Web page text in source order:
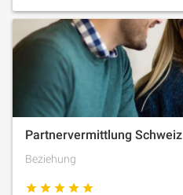
Partnervermittlung Schweiz
Beziehung